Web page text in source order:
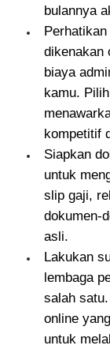
bulannya
dikenakan
biaya
kamu.
kompetitif
Siapkan
untuk
slip gaji,
dokumen-
asli.
Lakukan
lembaga
salah
online
untuk